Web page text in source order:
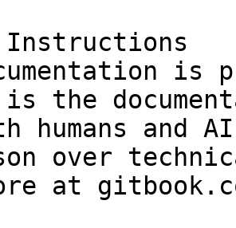
Instructions
is
is the
humans and
over
at